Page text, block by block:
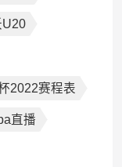
U20
2022赛程表
直播